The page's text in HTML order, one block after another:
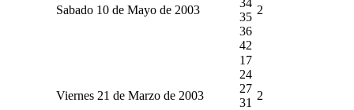
Sabado 10 de Mayo de 2003
35
36
42
2
Viernes 21 de Marzo de 2003
17
24
27
31
2